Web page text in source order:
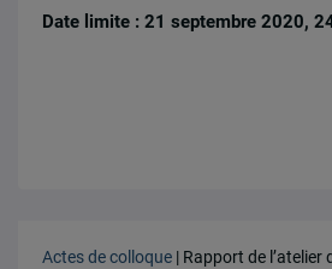
Date limite : 21 septembre 2020,
Actes de colloque | Rapport de l’atelier